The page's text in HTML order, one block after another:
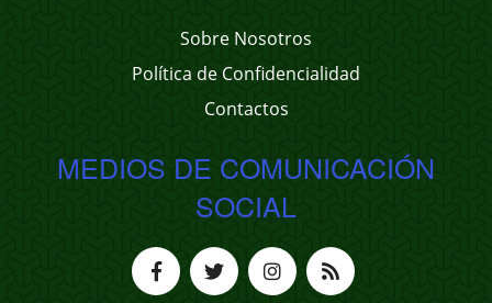
Sobre Nosotros
Política de Confidencialidad
Contactos
MEDIOS DE COMUNICACIÓN
SOCIAL